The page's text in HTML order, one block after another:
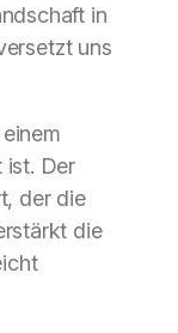
in
uns
ist. Der
der die
die